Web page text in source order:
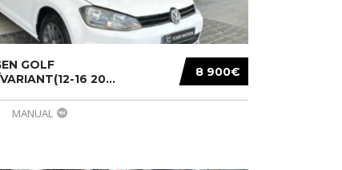
8 900€
GOLF
16 20...
MANUAL